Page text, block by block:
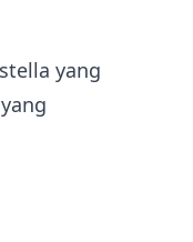
yang